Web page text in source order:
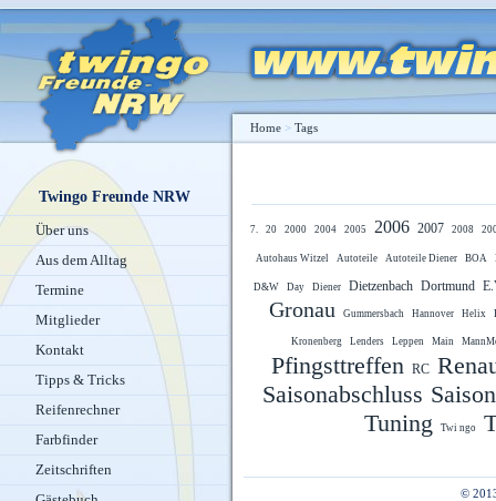
Home > Tags
Twingo Freunde NRW
Über uns
Aus dem Alltag
Termine
Mitglieder
Kontakt
Tipps & Tricks
Reifenrechner
Farbfinder
Zeitschriften
7. 20 2000 2004 2005 2006 2007 2008
Autohaus Witzel Autoteile Autoteile Diener BOA
D&W Day Diener Dietzenbach Dortmund
Gronau Gummersbach Hannover Helix
Kronenberg Lenders Leppen Main
Pfingsttreffen RC
Saisonabschluss
Tuning
Twi ngo
©